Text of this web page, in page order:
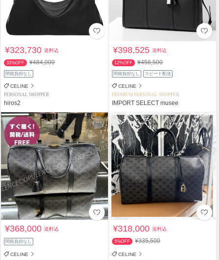
¥323,730送料込
33%OFF ¥484,000
関税負担なし
CELINE
PERSONAL SHOPPER
hiros2
¥398,525送料込
12%OFF ¥456,500
関税負担なし スピード配送
CELINE
PREMIUM PERSONAL SHOPPER
IMPORT SELECT musee
¥368,000送料込
関税負担なし
CELINE
¥318,000送料込
5%OFF ¥335,500
CELINE